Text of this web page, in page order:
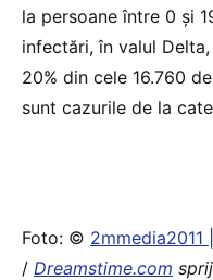
la persoane între 0 și
infectări, în valul
20% din cele 16.760
sunt cazurile de la
Foto: © 2mmedia2011
/ Dreamstime.com